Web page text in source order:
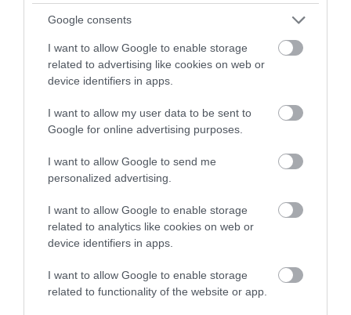
Google consents
I want to allow Google to enable storage
related to advertising like cookies on web or
device identifiers in apps.
I want to allow my user data to be sent to
Google for online advertising purposes.
I want to allow Google to send me
personalized advertising.
I want to allow Google to enable storage
related to analytics like cookies on web or
device identifiers in apps.
I want to allow Google to enable storage
related to functionality of the website or app.
One Teaspoon And All The Worms In The Body
Die Instantly
172 66 287
4 h 37 min